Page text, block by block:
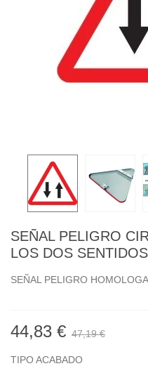
SEÑAL PELIGRO
LOS DOS SENTIDOS
SEÑAL PELIGRO
44,83 € 47,19 €
TIPO ACABADO